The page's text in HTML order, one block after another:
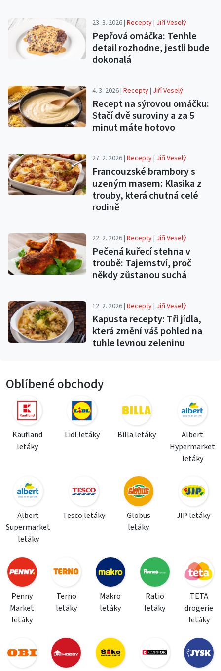
23. 3. 2026 |Recepty| Jiří Veselý
Pepřová omáčka: Tenhle
detail rozhodne, jestli bude
dokonalá
4. 3. 2026 |Recepty| Jiří Veselý
Recept na sýrovou omáčku:
Stačí dvě suroviny a za 5
minut máte hotovo
27. 2. 2026 |Recepty| Jiří Veselý
Francouzské brambory s
uzeným masem: Klasika z
trouby, která chutná celé
rodině
22. 2. 2026 |Recepty| Jiří Veselý
Pečená kuřecí stehna v
troubě: Tajemství, proč
někdy zůstanou suchá
12. 2. 2026 |Recepty| Jiří Veselý
Kapusta recepty: Tři jídla,
která změní váš pohled na
tuhle levnou zeleninu
Oblíbené obchody
Kaufland
letáky
Lidl letáky Billa letáky
Albert
Hypermarket
letáky
Albert
Supermarket
letáky
Tesco letáky
Globus
letáky
JIP letáky
Penny
Market
letáky
Terno
letáky
Makro
letáky
Ratio
letáky
TETA
drogerie
letáky